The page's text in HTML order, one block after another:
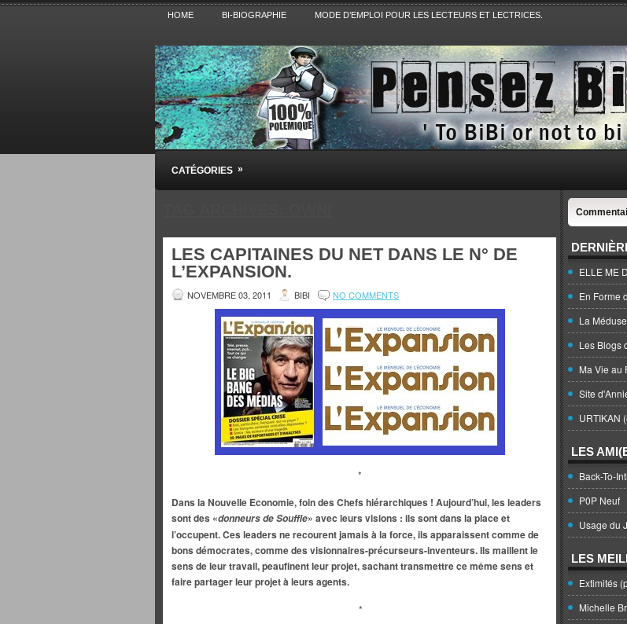
HOME BI-BIOGRAPHIE MODE D’EMPLOI POUR LES LECTEURS ET LECTRICES.
Pensez BiBi
Blog polémique sur l'Actualité, la Culture, la Politique, le Sport,. Avec Revue de presse et de
CATÉGORIES »
LES CAPITAINES DU NET DANS LE N° DE
L’EXPANSION.
NOVEMBRE 03, 2011 BIBI NO COMMENTS
*
Dans la Nouvelle Economie, foin des Chefs hiérarchiques ! Aujourd’hui, les leaders
sont des «donneurs de Souffle» avec leurs visions : ils sont dans la place et
l’occupent. Ces leaders ne recourent jamais à la force, ils apparaissent comme de
bons démocrates, comme des visionnaires-précurseurs-inventeurs. Ils maillent le
sens de leur travail, peaufinent leur projet, sachant transmettre ce même sens et
faire partager leur projet à leurs agents.
*
ELLE ME
En Forme
La
Les Blogs
Ma Vie au
Site
URTIKAN
LES
Back-To-
P0P Neuf
Usage du
LES
Extimités
Michelle